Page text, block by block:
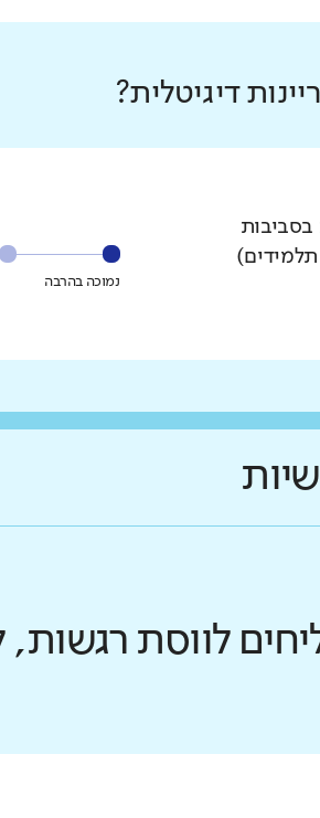
דיגיטלית?
בסביבות
תלמידים)
נמוכה בהרבה
לווסת